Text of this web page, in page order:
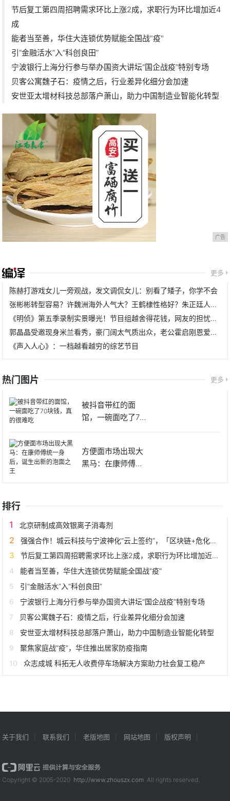
节后复工第四周招聘需求环比上涨2成，求职行为环比增加近4
成
能者当至善，华住大连锁优势赋能全国战"疫"
引“金融活水”入“科创良田”
宁波银行上海分行参与举办国资大讲坛“国企战疫”特别专场
贝客公寓魏子石：疫情之后，行业差异化细分会加速
安世亚太增材科技总部落户萧山，助力中国制造业智能化转型
广告
更多
陈赫打游戏女儿一旁观战，发文调侃女儿：别看了矮子，你学不会
张彬彬转型容易？许魏洲海外人气大？王鹤棣性格好？朱正廷人好？
《明侦》第五季录制实景曝光！节目组越舍得花钱，网友的担忧越重
郭晶晶受邀现身米兰看秀，豪门阔太气质出众，老公霍启刚恩爱同行
《声入人心》：一档越看越穷的综艺节目
热门图片 更多
被抖音带红的面
馆，一碗面吃了70
方便面市场出现大
黑马：在康师傅统
排行
北京研制成高效银离子消毒剂
强强合作！城云科技与宁波神化“云上签约”，「区块链+危化品溯源」赋能城市应急管理
节后复工第四周招聘需求环比上涨2成，求职行为环比增加近4成
能者当至善，华住大连锁优势赋能全国战"疫"
引“金融活水”入“科创良田”
宁波银行上海分行参与举办国资大讲坛“国企战疫”特别专场
贝客公寓魏子石：疫情之后，行业差异化细分会加速
安世亚太增材科技总部落户萧山，助力中国制造业智能化转型
聚焦家庭战“疫”，华住推出居家防疫指南
众志成城 科拓无人收费停车场解决方案助力社会复工稳产
关于我们 联系我们 老版地图 网站地图 版权声明
Copyright © 2005-2020 http://www.zhouszx.com All rights reserved.